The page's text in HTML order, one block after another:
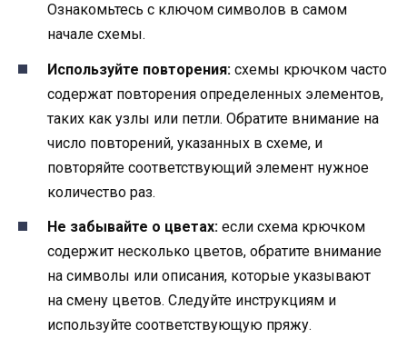
Ознакомьтесь с ключом символов в самом
начале схемы.
Используйте повторения: схемы крючком часто
содержат повторения определенных элементов,
таких как узлы или петли. Обратите внимание на
число повторений, указанных в схеме, и
повторяйте соответствующий элемент нужное
количество раз.
Не забывайте о цветах: если схема крючком
содержит несколько цветов, обратите внимание
на символы или описания, которые указывают
на смену цветов. Следуйте инструкциям и
используйте соответствующую пряжу.